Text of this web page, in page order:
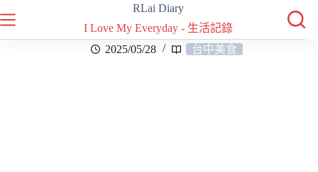
RLai Diary
I Love My Everyday - 生活記錄
2025/05/28
台中美食